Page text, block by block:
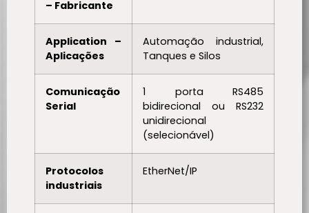
– Fabricante
Application –
Aplicações
Automação industrial,
Tanques e Silos
Comunicação
Serial
1 porta RS485
bidirecional ou RS232
unidirecional
(selecionável)
Protocolos
industriais
EtherNet/IP